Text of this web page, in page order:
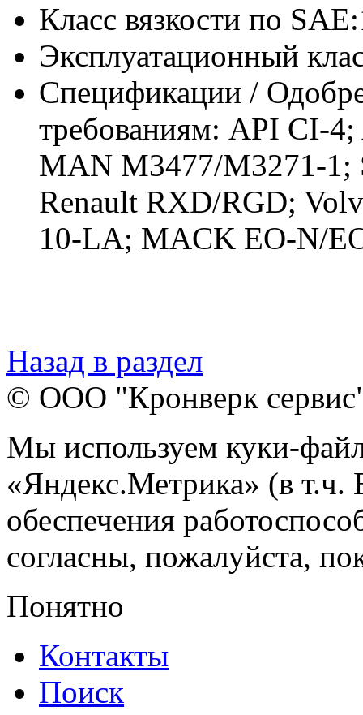
Класс вязкости по
Эксплуатационный
Спецификации /
требованиям: API CI-
MAN M3477/М3271-1;
Renault RXD/RGD;
10-LA; MACK EO-N/
Назад в раздел
© ООО "Кронверк
Мы используем куки-
«Яндекс.Метрика» (в т.ч.
обеспечения
согласны, пожалуйста,
Понятно
Контакты
Поиск